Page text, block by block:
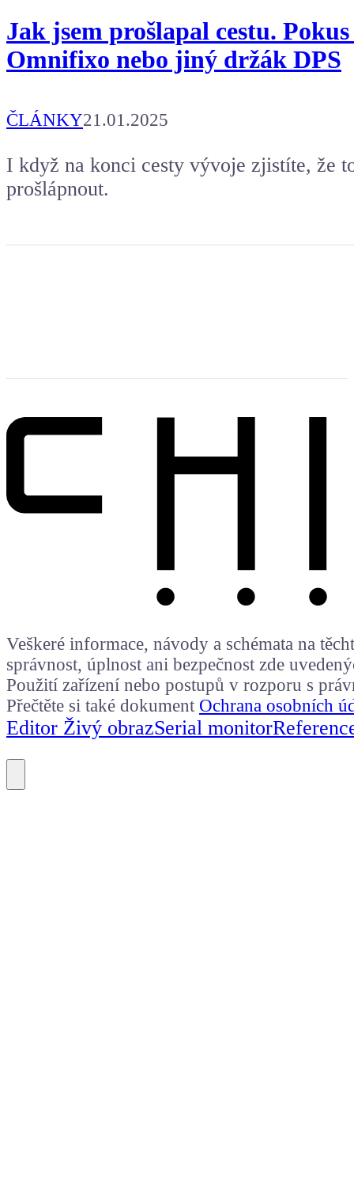
Jak jsem prošlapal cestu.
Omnifixo nebo jiný držák DPS
ČLÁNKY21.01.2025
I když na konci cesty vývoje zjistíte, že
prošlápnout.
Veškeré informace, návody a schémata na
správnost, úplnost ani bezpečnost zde
Použití zařízení nebo postupů v rozporu s
Přečtěte si také dokument Ochrana osobních
Editor Živý obrazSerial monitor